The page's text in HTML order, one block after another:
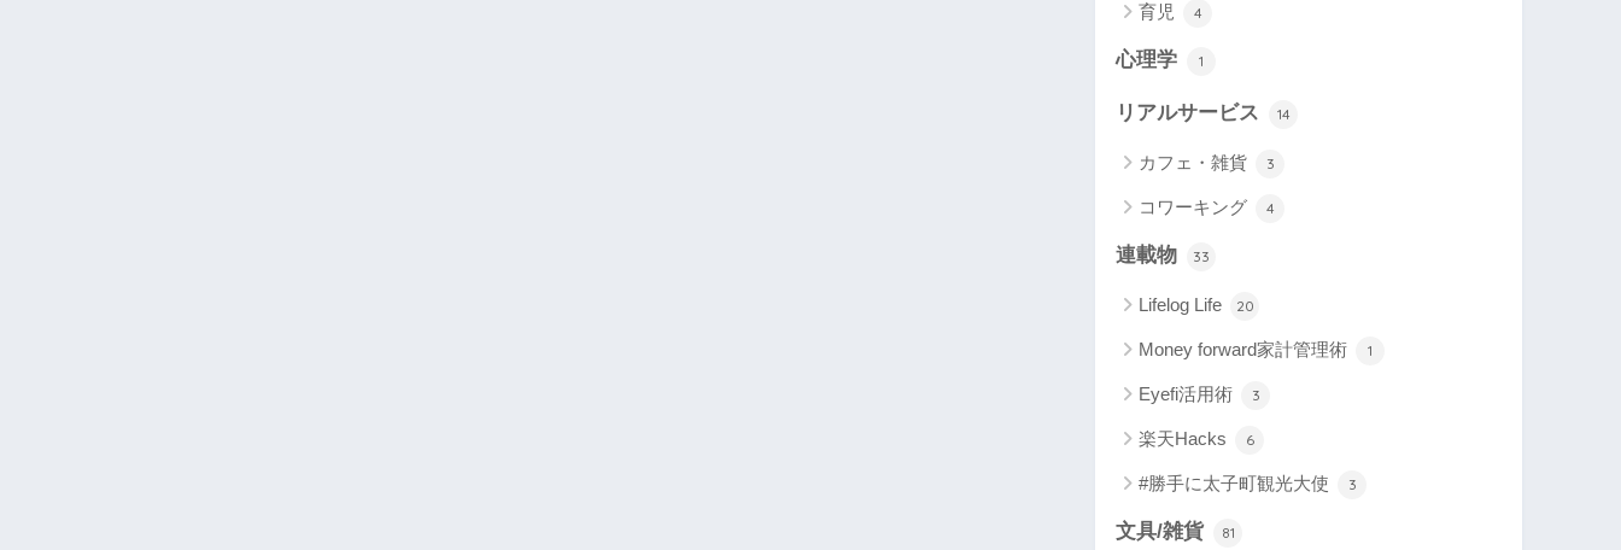
育児 4
心理学 1
リアルサービス 14
カフェ・雑貨 3
コワーキング 4
連載物 33
Lifelog Life 20
Money forward家計管理術 1
Eyefi活用術 3
楽天Hacks 6
#勝手に太子町観光大使 3
文具/雑貨 81